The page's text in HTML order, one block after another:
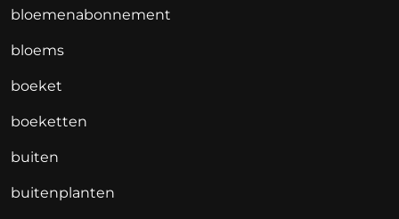
bloemenabonnement
bloems
boeket
boeketten
buiten
buitenplanten